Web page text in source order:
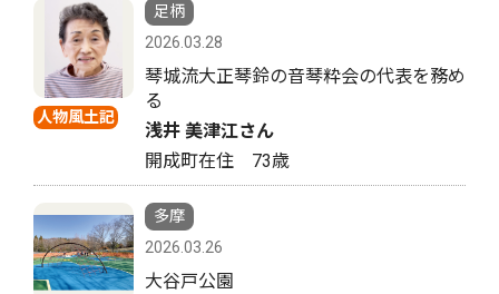
人物風土記
足柄
2026.03.28
琴城流大正琴鈴の音琴粋会の代表を務め
る
浅井 美津江さん
開成町在住 73歳
多摩
2026.03.26
大谷戸公園